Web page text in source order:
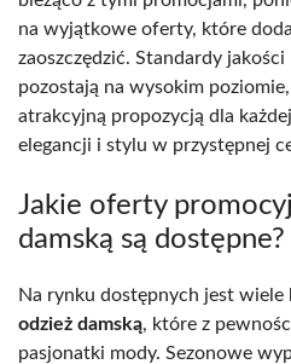
na wyjątkowe oferty, które
zaoszczędzić. Standardy
pozostają na wysokim
atrakcyjną propozycją dla
elegancji i stylu w przystępnej
Jakie oferty
damską są dostępne?
Na rynku dostępnych jest wiele
odzież damską, które z
pasjonatki mody. Sezonowe